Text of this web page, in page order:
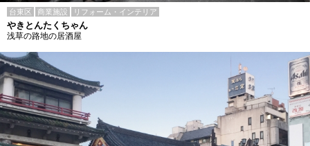
台東区 商業施設 リフォーム・インテリア
やきとんたくちゃん
浅草の路地の居酒屋